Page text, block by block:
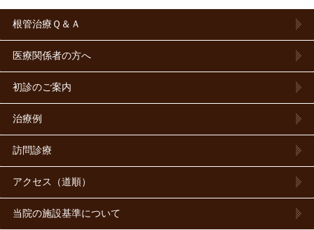
根管治療Ｑ＆Ａ
医療関係者の方へ
初診のご案内
治療例
訪問診療
アクセス（道順）
当院の施設基準について